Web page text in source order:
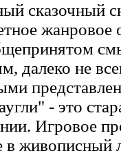
сказочный
жанровое
далеко не
- это
Игровое
в живописный